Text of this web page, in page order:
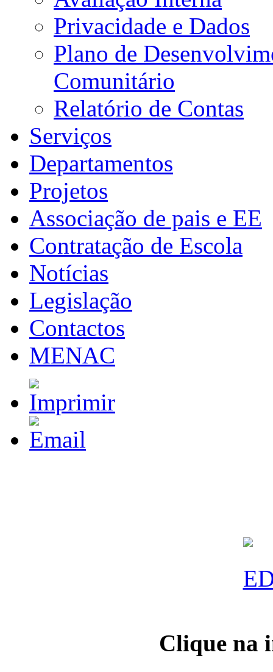
Privacidade e Dados
Plano de
Comunitário
Relatório de Contas
Serviços
Departamentos
Projetos
Associação de pais e EE
Contratação de Escola
Notícias
Legislação
Contactos
MENAC
Clique na